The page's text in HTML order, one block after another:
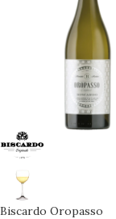
Biscardo Oropasso